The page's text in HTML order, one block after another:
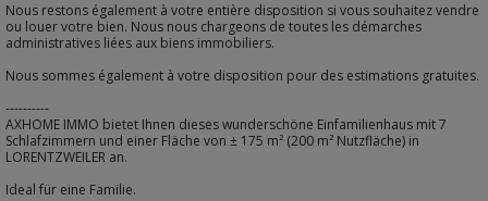
Nous restons également à votre entière disposition si vous souhaitez vendre
ou louer votre bien. Nous nous chargeons de toutes les démarches
administratives liées aux biens immobiliers.
Nous sommes également à votre disposition pour des estimations gratuites.
----------
AXHOME IMMO bietet Ihnen dieses wunderschöne Einfamilienhaus mit 7
Schlafzimmern und einer Fläche von ± 175 m² (200 m² Nutzfläche) in
LORENTZWEILER an.
Ideal für eine Familie.